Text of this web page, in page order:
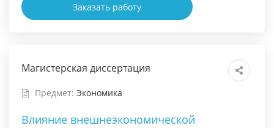
Заказать работу
Магистерская диссертация
Предмет: Экономика
Влияние внешнеэкономической